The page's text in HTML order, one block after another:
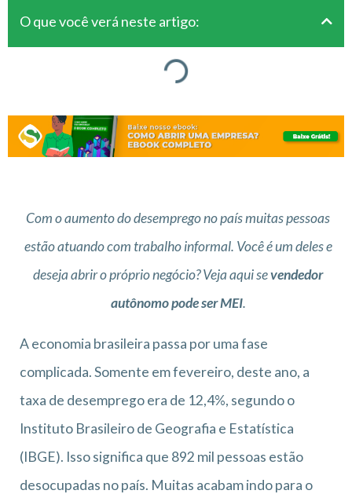
O que você verá neste artigo:
Com o aumento do desemprego no país muitas pessoas
estão atuando com trabalho informal. Você é um deles e
deseja abrir o próprio negócio? Veja aqui sevendedor
autônomo pode ser MEI.
A economia brasileira passa por uma fase
complicada. Somente em fevereiro, deste ano, a
taxa de desemprego era de 12,4%, segundo o
Instituto Brasileiro de Geografia e Estatística
(IBGE). Isso significa que 892 mil pessoas estão
desocupadas no país. Muitas acabam indo para o